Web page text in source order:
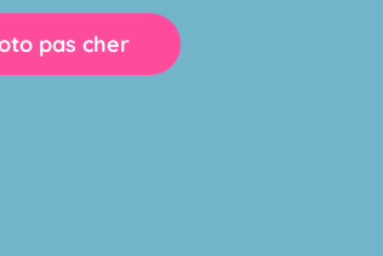
pas cher